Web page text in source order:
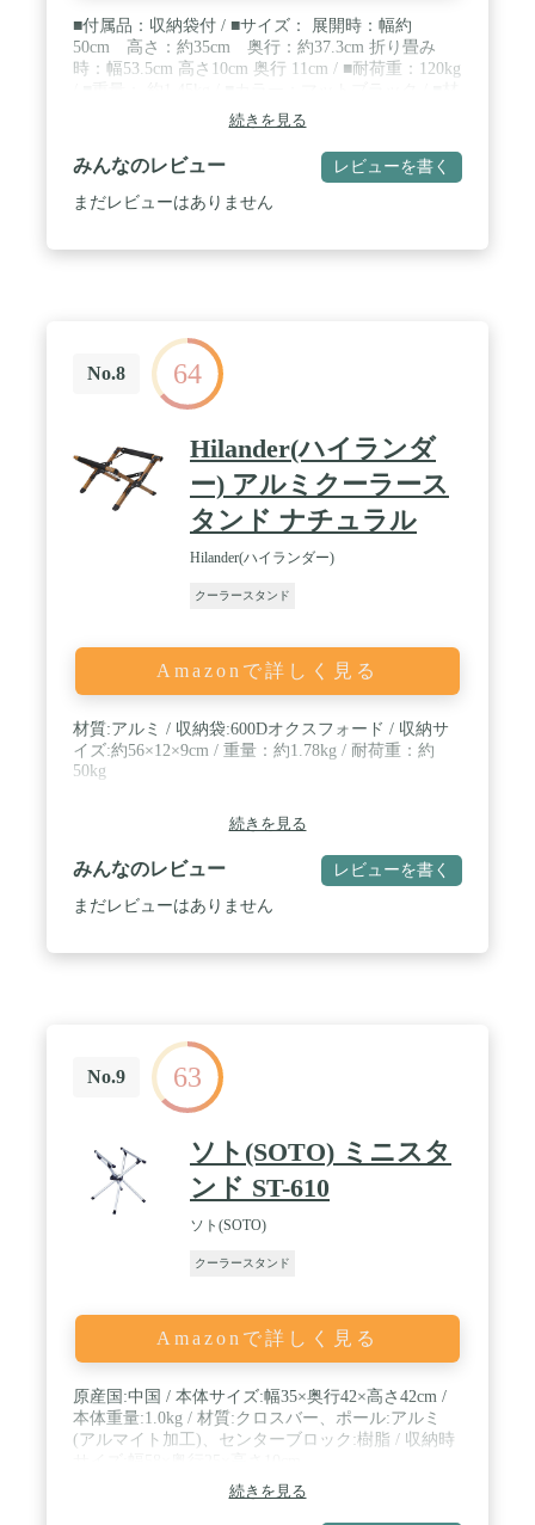
■付属品：収納袋付 / ■サイズ： 展開時：幅約
50cm 高さ：約35cm 奥行：約37.3cm 折り畳み
時：幅53.5cm 高さ10cm 奥行 11cm / ■耐荷重：120kg
質：アルミフレーム / ◆ショップ安心サービスにつ
いて ≪ご注文後にこんなことで困ったら？ ≫ ・
破損・初期不良・保証などの安心サービスについて
・商品破損の場合は、運送会社配達事故、初期不良
の可能性があるため、この場合は無償で交換対応を
ん。 ・ 商品は単品販売のみです。複数掲載されて
いてもお届けは1個、商品名記載の個数となりま
す。 ・ サムネイル画像は、デザイン・サイズ違い
を掲載させて頂く事があります。 ・ 色見はロッ
ト、生産時期、材料の入荷状況により、濃淡が出る
ことがあります。 ・ 色見は、モニター、スマホの
光度、様々な要因でて実物と多少ことなることがざ
います。 ・ 物撮り写真は、一部一度使用したもの
も使っております。
続きを見る
みんなのレビュー レビューを書く
まだレビューはありません
No.8 64
Hilander(ハイランダ
ー) アルミクーラース
タンド ナチュラル
Hilander(ハイランダー)
クーラースタンド
Amazonで詳しく見る
材質:アルミ / 収納袋:600Dオクスフォード / 収納サ
イズ:約56×12×9cm / 重量：約1.78kg / 耐荷重：約
50kg
続きを見る
みんなのレビュー レビューを書く
まだレビューはありません
No.9 63
ソト(SOTO) ミニスタ
ンド ST-610
ソト(SOTO)
クーラースタンド
Amazonで詳しく見る
原産国:中国 / 本体サイズ:幅35×奥行42×高さ42cm /
本体重量:1.0kg / 材質:クロスバー、ポール:アルミ
(アルマイト加工)、センターブロック:樹脂 / 収納時
続きを見る